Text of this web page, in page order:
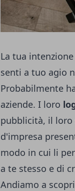
La tua
senti a tuo agio
Probabilmente
aziende. I loro
pubblicità, il loro
d'impresa
modo in cui li
a te stesso e di
Andiamo a